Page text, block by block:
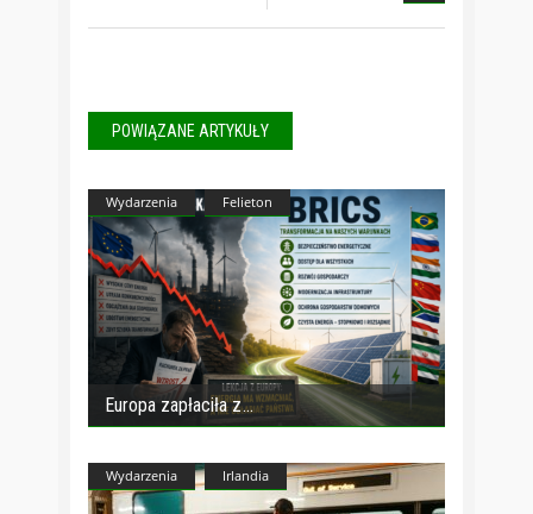
POWIĄZANE ARTYKUŁY
Wydarzenia Felieton
Europa zapłaciła z
Wydarzenia Irlandia